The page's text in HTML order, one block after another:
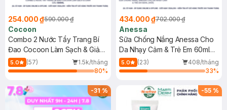
254.000 ₫590.000 ₫
Cocoon
Combo 2 Nước Tẩy Trang Bí
Đao Cocoon Làm Sạch & Giảm
Dầu 500ml
5.0 (57)
1.5k/tháng
80%
434.000 ₫702.000 ₫
Anessa
Sữa Chống Nắng Anessa Cho
Da Nhạy Cảm & Trẻ Em 60ml
(Mới)
5.0 (23)
408/tháng
33%
-31% -55 %